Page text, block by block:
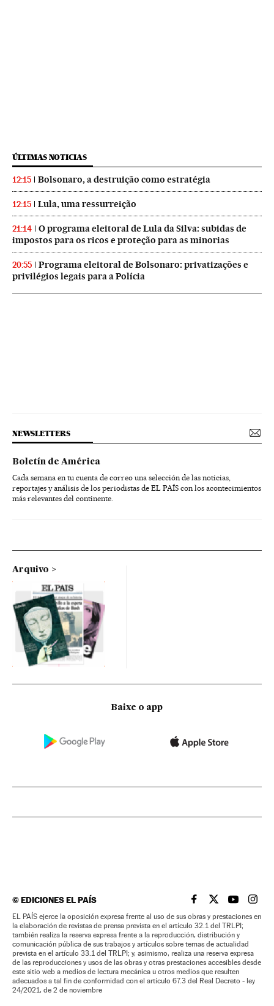
ÚLTIMAS NOTICIAS
12:15 Bolsonaro, a destruição como estratégia
12:15 Lula, uma ressurreição
21:14
O programa eleitoral de Lula da Silva: subidas de
impostos para os ricos e proteção para as minorias
20:55
Programa eleitoral de Bolsonaro: privatizações e
privilégios legais para a Polícia
NEWSLETTERS
Boletín de América
Cada semana en tu cuenta de correo una selección de las noticias,
reportajes y análisis de los periodistas de EL PAÍS con los acontecimientos
más relevantes del continente.
Arquivo
Baixe o app
©EDICIONES EL PAÍS EL PAÍS BRASIL EN
EL PAÍSEL PAÍS
EL
EL PAÍS ejerce la oposición expresa frente al uso de sus obras y prestaciones en
la elaboración de revistas de prensa prevista en el artículo 32.1 del TRLPI;
también realiza la reserva expresa frente a la reproducción, distribución y
comunicación pública de sus trabajos y artículos sobre temas de actualidad
prevista en el artículo 33.1 del TRLPI; y, asimismo, realiza una reserva expresa
de las reproducciones y usos de las obras y otras prestaciones accesibles desde
este sitio web a medios de lectura mecánica u otros medios que resulten
adecuados a tal fin de conformidad con el artículo 67.3 del Real Decreto - ley
24/2021, de 2 de noviembre